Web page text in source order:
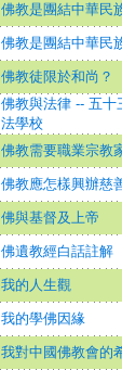
佛教是團結中華民
佛教是團結中華民
佛教徒限於和尚？
佛教與法律 -- 五十
法學校
佛教需要職業宗教
佛教應怎樣興辦慈
佛與基督及上帝
佛遺教經白話註解
我的人生觀
我的學佛因緣
我對中國佛教會的